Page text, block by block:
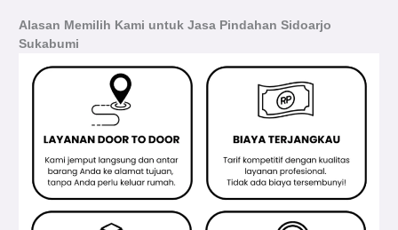
Alasan Memilih Kami untuk Jasa Pindahan Sidoarjo
Sukabumi